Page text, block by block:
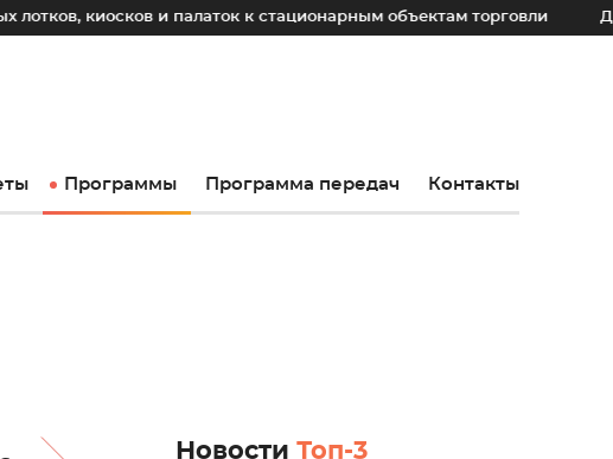
и палаток к стационарным объектам торговли До 2030
Программы Программа передач Контакты
Новости Топ-3